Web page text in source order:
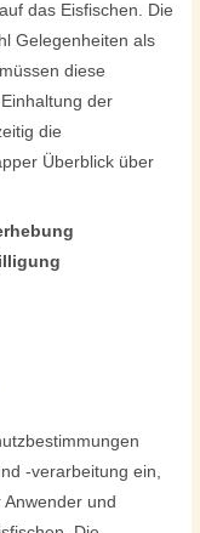
das Eisfischen. Die
Gelegenheiten als
diese
der
die
Überblick über
-verarbeitung ein,
und